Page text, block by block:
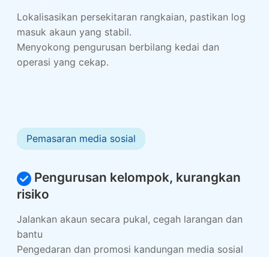
Lokalisasikan persekitaran rangkaian, pastikan log
masuk akaun yang stabil.
Menyokong pengurusan berbilang kedai dan
operasi yang cekap.
Pemasaran media sosial
Pengurusan kelompok, kurangkan
risiko
Jalankan akaun secara pukal, cegah larangan dan
bantu
Pengedaran dan promosi kandungan media sosial